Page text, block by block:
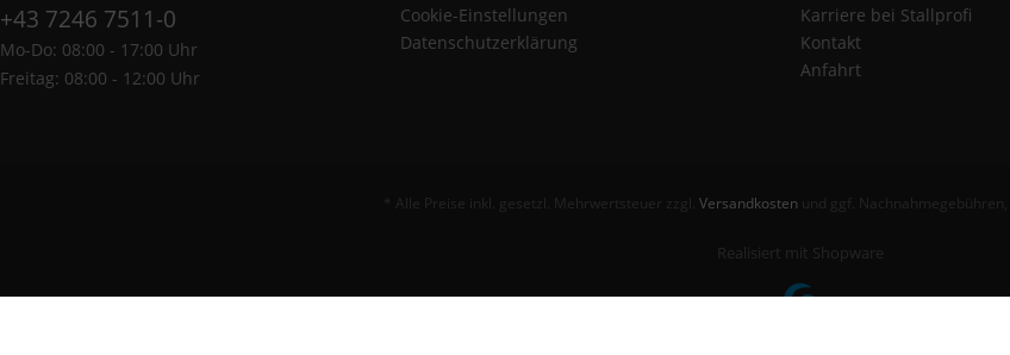
+43 7246 7511-0
Mo-Do: 08:00 - 17:00 Uhr
Freitag: 08:00 - 12:00 Uhr
Cookie-Einstellungen
Datenschutzerklärung
Karriere bei Stallprofi
Kontakt
Anfahrt
* Alle Preise inkl. gesetzl. Mehrwertsteuer zzgl. Versandkostenund ggf.
Realisiert mit Shopware